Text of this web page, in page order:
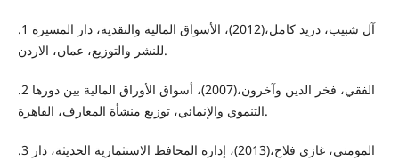
.1 آل شبيب، دريد كامل،(2012)، الأسواق المالية والنقدية، دار المسيرة
للنشر والتوزيع، عمان، الاردن.
.2 الفقي، فخر الدين وآخرون،(2007)، أسواق الأوراق المالية بين دورها
التنموي والإنمائي، توزيع منشأة المعارف، القاهرة.
.3 المومني، غازي فلاح،(2013)، إدارة المحافظ الاستثمارية الحديثة، دار